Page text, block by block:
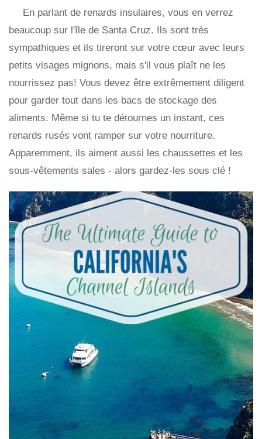
En parlant de renards insulaires, vous en verrez
beaucoup sur l'île de Santa Cruz. Ils sont très
sympathiques et ils tireront sur votre cœur avec leurs
petits visages mignons, mais s'il vous plaît ne les
nourrissez pas! Vous devez être extrêmement diligent
pour garder tout dans les bacs de stockage des
aliments. Même si tu te détournes un instant, ces
renards rusés vont ramper sur votre nourriture.
Apparemment, ils aiment aussi les chaussettes et les
sous-vêtements sales - alors gardez-les sous clé !